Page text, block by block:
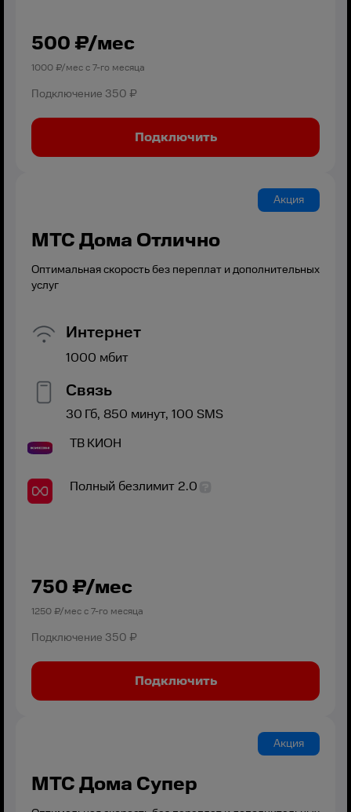
500 ₽/мес
1000₽/мес с7-го месяца
Подключение 350 ₽
Подключить
Акция
МТС Дома Отлично
Оптимальная скорость без переплат и дополнительных
услуг
Интернет
1000 мбит
Связь
30 Гб, 850 минут, 100 SMS
ТВКИОН
Полный безлимит 2.0
750 ₽/мес
1250₽/мес с7-го месяца
Подключение 350 ₽
Подключить
Акция
МТС Дома Супер